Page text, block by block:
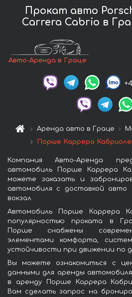
Прокат авто
Carrera Cabrio в
Авто-Аренда в Граце
Аренда авто в Граце
Порше Каррера
Компания Авто-Аренда
автомобиль Порше Каррера
можете заказать и
автомобиля с доставкой
вокзал.
Автомобиль Порше Каррера
популярностью проката в
Порше снабжены
элементами комфорта,
устойчивости при движении по
Вы можете ознакомиться с
данными для аренды
в аренду Порше Каррера
Вам сделать запрос на